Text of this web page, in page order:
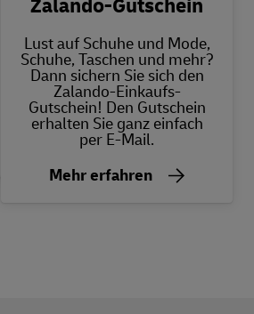
Zalando-Gutschein
Lust auf Schuhe und Mode,
Schuhe, Taschen und mehr?
Dann sichern Sie sich den
Zalando-Einkaufs-
Gutschein! Den Gutschein
erhalten Sie ganz einfach
per E-Mail.
Mehr erfahren